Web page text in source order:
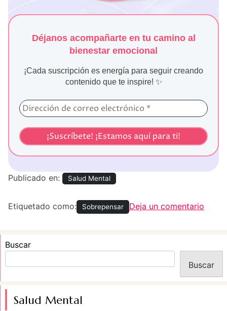
Déjanos acompañarte en tu camino al
bienestar emocional
¡Cada suscripción es energía para seguir creando
contenido que te inspire! ✨
Publicado en: Salud Mental
Etiquetado como: Sobrepensar Deja un comentario
dejar
5
para
Buscar
Buscar
Salud Mental